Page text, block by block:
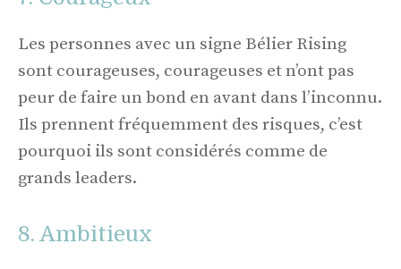
Les personnes avec un signe Bélier Rising
sont courageuses, courageuses et n’ont pas
peur de faire un bond en avant dans l’inconnu.
Ils prennent fréquemment des risques, c’est
pourquoi ils sont considérés comme de
grands leaders.
8. Ambitieux